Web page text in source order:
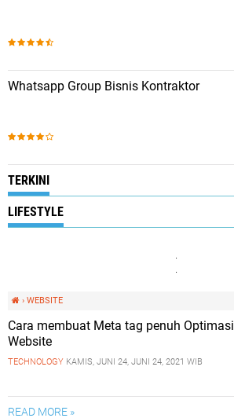
Whatsapp Group Bisnis Kontraktor
TERKINI
LIFESTYLE
› WEBSITE
Cara membuat Meta tag penuh Optimasi
Website
TECHNOLOGY KAMIS, JUNI 24, JUNI 24, 2021 WIB
READ MORE »